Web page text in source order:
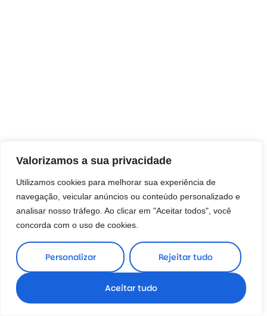
Valorizamos a sua privacidade
Utilizamos cookies para melhorar sua experiência de
navegação, veicular anúncios ou conteúdo personalizado e
analisar nosso tráfego. Ao clicar em "Aceitar todos", você
concorda com o uso de cookies.
Personalizar Rejeitar tudo
Aceitar tudo